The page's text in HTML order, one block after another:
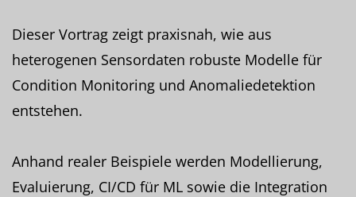
Dieser Vortrag zeigt praxisnah, wie aus
heterogenen Sensordaten robuste Modelle für
Condition Monitoring und Anomaliedetektion
entstehen.
Anhand realer Beispiele werden Modellierung,
Evaluierung, CI/CD für ML sowie die Integration